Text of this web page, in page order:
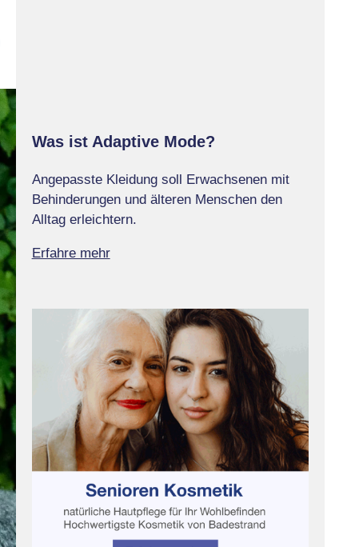
Was ist Adaptive Mode?
Angepasste Kleidung soll Erwachsenen mit
Behinderungen und älteren Menschen den
Alltag erleichtern.
Erfahre mehr